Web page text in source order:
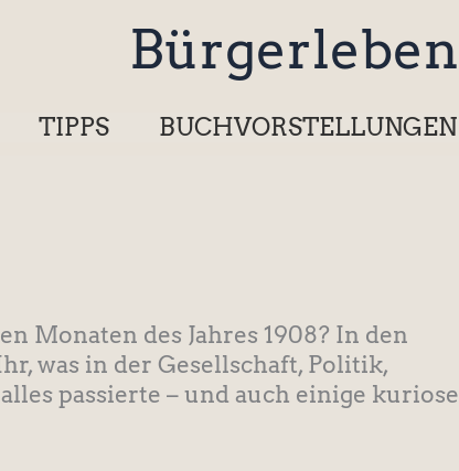
Bürgerleben
TIPPS BUCHVORSTELLUNGEN
Monaten des Jahres 1908? In den
was in der Gesellschaft, Politik,
passierte – und auch einige kuriose